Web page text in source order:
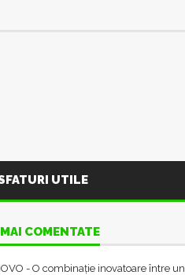
UTILE
COMENTATE
- O combinație inovatoare între un